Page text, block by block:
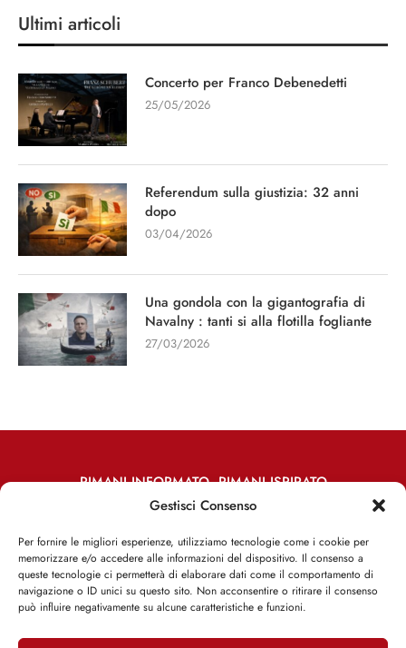
Gestisci Consenso
Per fornire le migliori esperienze, utilizziamo tecnologie come i cookie per
memorizzare e/o accedere alle informazioni del dispositivo. Il consenso a
queste tecnologie ci permetterà di elaborare dati come il comportamento di
navigazione o ID unici su questo sito. Non acconsentire o ritirare il consenso
può influire negativamente su alcune caratteristiche e funzioni.
Ultimi articoli
Concerto per Franco Debenedetti
25/05/2026
Referendum sulla giustizia: 32 anni
dopo
03/04/2026
Una gondola con la gigantografia di
Navalny : tanti si alla flotilla fogliante
27/03/2026
RIMANI INFORMATO, RIMANI ISPIRATO
Iscriviti alla Newsletter
ISCRIVITI ADESSO